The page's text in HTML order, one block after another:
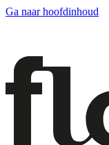
Ga naar hoofdinhoud